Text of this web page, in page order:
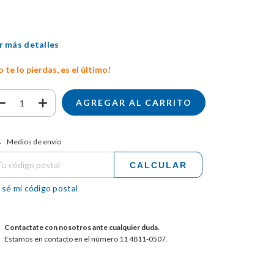
más detalles
te lo pierdas, es el último!
para el CP:
Medios de envío
CALCULAR
sé mi código postal
Contactate con nosotros ante cualquier duda.
Estamos en contacto en el número 11 4811-0507.